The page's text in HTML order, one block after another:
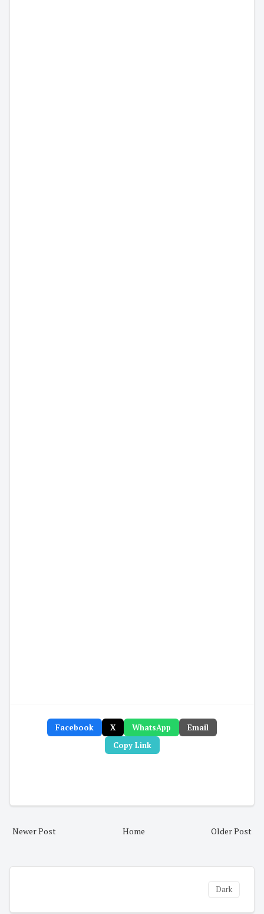
Facebook X WhatsApp
Email
Copy Link
Newer Post Older Post
Home
Dark